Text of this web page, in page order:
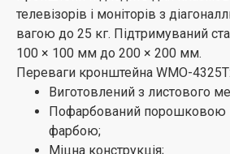
телевізорів і моніторів з
вагою до 25 кг. Підтримуваний
100 × 100 мм до 200 × 200 мм.
Переваги кронштейна WMO-4325T:
Виготовлений з листового
Пофарбований порошковою
фарбою;
Міцна конструкція;